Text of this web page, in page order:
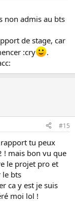
non admis au bts
de stage, car
:cry
.
#15
tu peux
! mais bon vu que
le projet pro et
le bts
ca y est je suis
moi lol !